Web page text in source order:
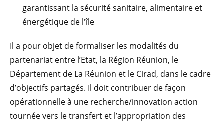
garantissant la sécurité sanitaire, alimentaire et
énergétique de l'île
Il a pour objet de formaliser les modalités du
partenariat entre l’Etat, la Région Réunion, le
Département de La Réunion et le Cirad, dans le cadre
d’objectifs partagés. Il doit contribuer de façon
opérationnelle à une recherche/innovation action
tournée vers le transfert et l’appropriation des